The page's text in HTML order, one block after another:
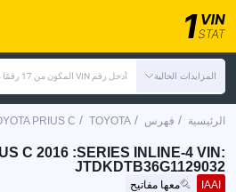
المزايدات الحالية أدخل رقم VIN المكون من 17 رقمًا ، أو LOT أو Make Model Year
الرئيسية / فهرس /
TOYOTA
/
PRIUS C
C 2016 :SERIES INLINE-4 VIN:
JTDKDTB36G1129032
IAAI معها مفاتيح